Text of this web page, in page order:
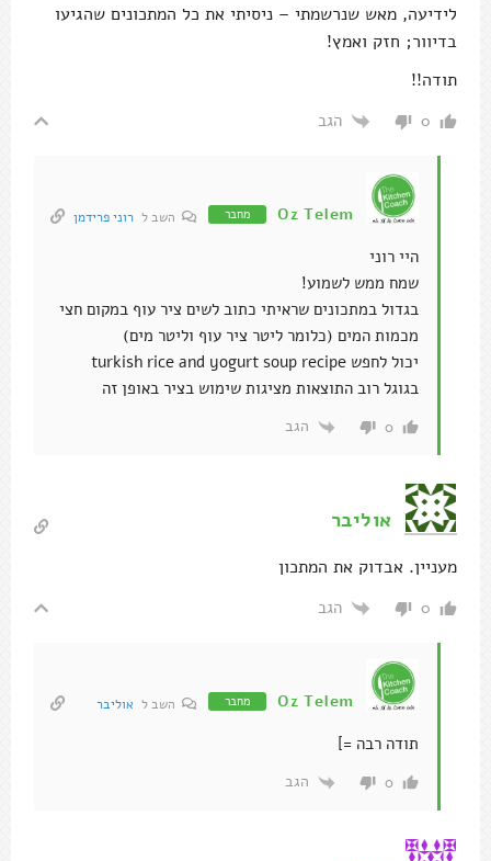
לידיעה, מאש שנרשמתי – ניסיתי את כל המתכונים שהגיעו
בדיוור; חזק ואמץ!
תודה!!
0 הגב
Oz Telem מחבר השב ל רוני פרידמן
היי רוני
שמח ממש לשמוע!
בגדול במתכונים שראיתי כתוב לשים ציר עוף במקום חצי
מכמות המים (כלומר ליטר ציר עוף וליטר מים)
יכול לחפש turkish rice and yogurt soup recipe
בגוגל רוב התוצאות מציגות שימוש בציר באופן זה
0 הגב
אוליבר
מעניין. אבדוק את המתכון
0 הגב
Oz Telem מחבר השב ל אוליבר
תודה רבה =]
0 הגב